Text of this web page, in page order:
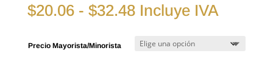
$20.06 - $32.48Rango
precios:
desde
Incluye IVA
Precio Mayorista/Minorista